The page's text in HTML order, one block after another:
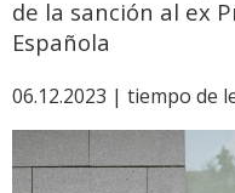
de la sanción al ex
Española
06.12.2023 | tiempo de